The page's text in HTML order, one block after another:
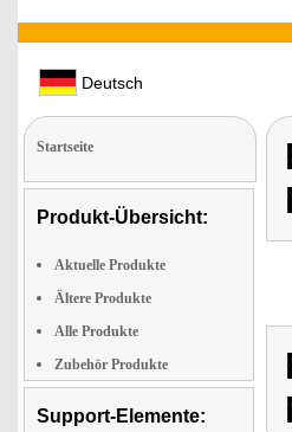
Deutsch
Startseite
Produkt-Übersicht:
Aktuelle Produkte
Ältere Produkte
Alle Produkte
Zubehör Produkte
Support-Elemente: